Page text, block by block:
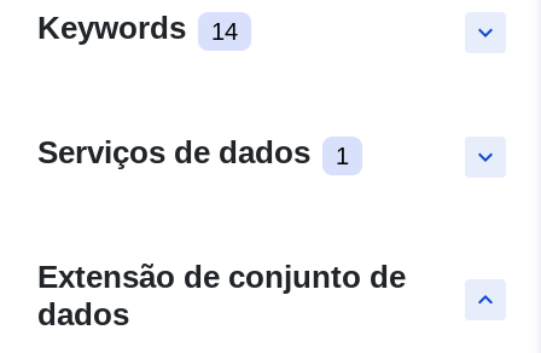
keyboard_arrow_down
Keywords 14
keyboard_arrow_down
Serviços de dados 1
keyboard_arrow_up
Extensão de conjunto de
dados